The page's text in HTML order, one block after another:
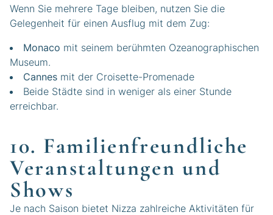
Wenn Sie mehrere Tage bleiben, nutzen Sie die
Gelegenheit für einen Ausflug mit dem Zug:
Monaco mit seinem berühmten Ozeanographischen
Museum.
Cannes mit der Croisette-Promenade
Beide Städte sind in weniger als einer Stunde
erreichbar.
10. Familienfreundliche
Veranstaltungen und
Shows
Je nach Saison bietet Nizza zahlreiche Aktivitäten für